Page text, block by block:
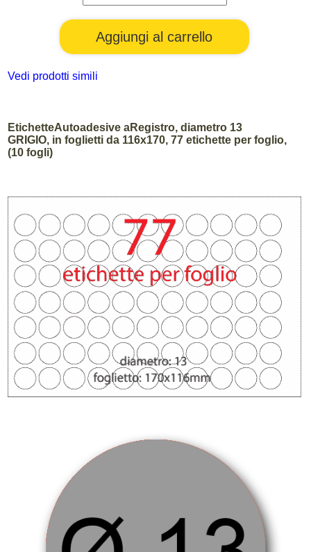
Vedi prodotti simili
EtichetteAutoadesive aRegistro, diametro 13
GRIGIO, in foglietti da 116x170, 77 etichette per foglio,
(10 fogli)